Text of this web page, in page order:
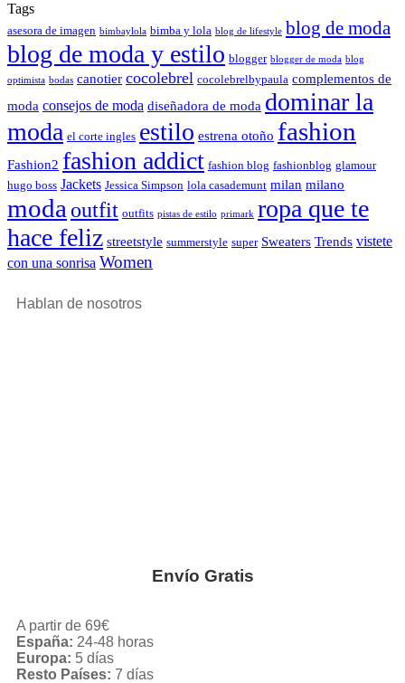
Tags
asesora de imagen bimbaylola bimba y lola blog de lifestyle blog de moda
blog de moda y estilo blogger blogger de moda blog
optimista bodas canotier cocolebrel cocolebrelbypaula complementos de
moda consejos de moda diseñadora de moda dominar la
moda el corte ingles estilo estrena otoño fashion
Fashion2 fashion addict fashion blog fashionblog glamour
hugo boss Jackets Jessica Simpson lola casademunt milan milano
modaoutfit outfits pistas de estilo primark ropa que te
hace feliz streetstyle summerstyle super Sweaters Trends vistete
con una sonrisa Women
Hablan de nosotros
Envío Gratis
A partir de 69€
España: 24-48 horas
Europa: 5 días
Resto Países: 7 días